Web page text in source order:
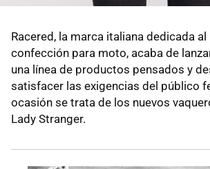
Racered, la marca italiana dedicada
confección para moto, acaba de
una línea de productos pensados y
satisfacer las exigencias del público
ocasión se trata de los nuevos
Lady Stranger.